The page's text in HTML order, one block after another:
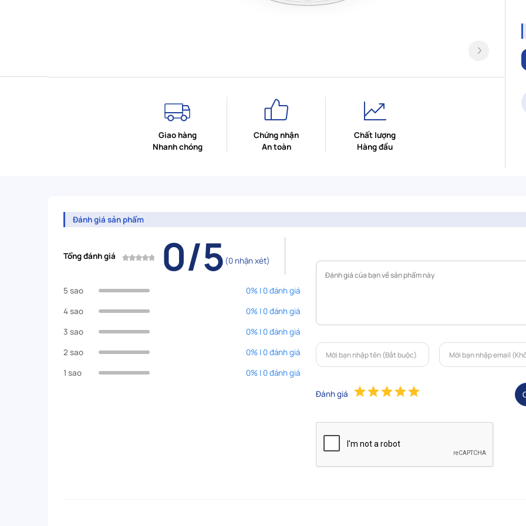
Giao hàng
Nhanh chóng
Chứng nhận
An toàn
Chất lượng
Hàng đầu
Đánh giá sản phẩm
Tổng đánh giá 0/5 (0 nhận xét)
5 sao
0% | 0 đánh giá
4 sao
0% | 0 đánh giá
3 sao
0% | 0 đánh giá
2 sao
0% | 0 đánh giá
1 sao
0% | 0 đánh giá
Đánh giá